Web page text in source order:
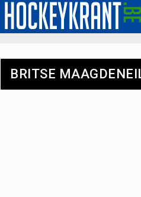
BRITSE